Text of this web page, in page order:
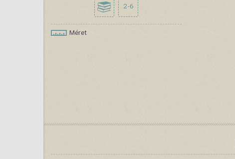
2-6
Méret